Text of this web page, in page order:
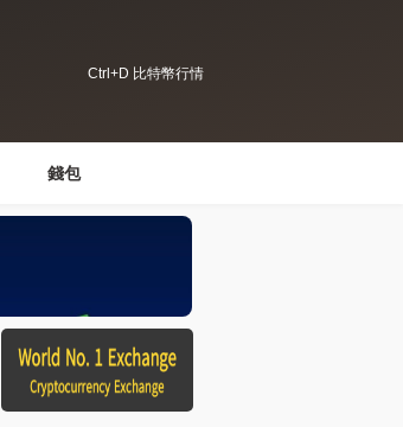
Ctrl+D 比特幣行情
錢包